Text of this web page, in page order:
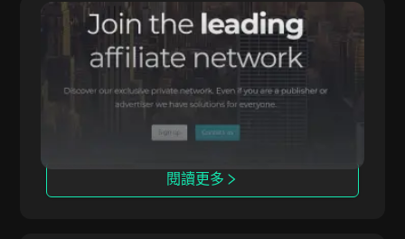
Affmine
Affmine 專注於高轉化活動，提供基於分析的解決
方案和offerwall。
閱讀更多